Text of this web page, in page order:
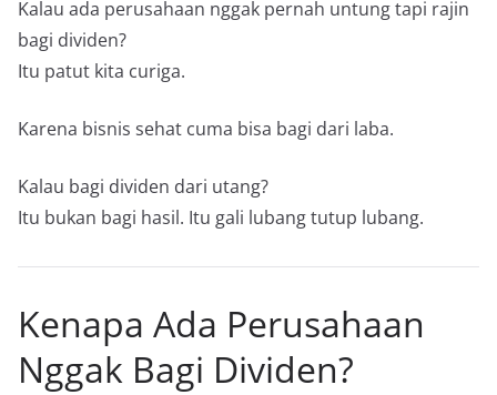
Kalau ada perusahaan nggak pernah untung tapi rajin
bagi dividen?
Itu patut kita curiga.
Karena bisnis sehat cuma bisa bagi dari laba.
Kalau bagi dividen dari utang?
Itu bukan bagi hasil. Itu gali lubang tutup lubang.
Kenapa Ada Perusahaan
Nggak Bagi Dividen?